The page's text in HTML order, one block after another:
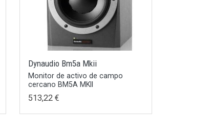
Dynaudio Bm5a Mkii
Monitor de activo de campo
cercano BM5A MKII
513,22 €